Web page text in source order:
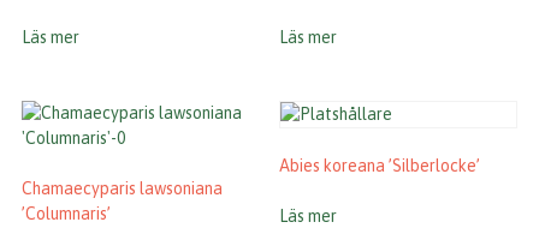
Läs mer Läs mer
Chamaecyparis lawsoniana
’Columnaris’
Abies koreana ’Silberlocke’
Läs mer